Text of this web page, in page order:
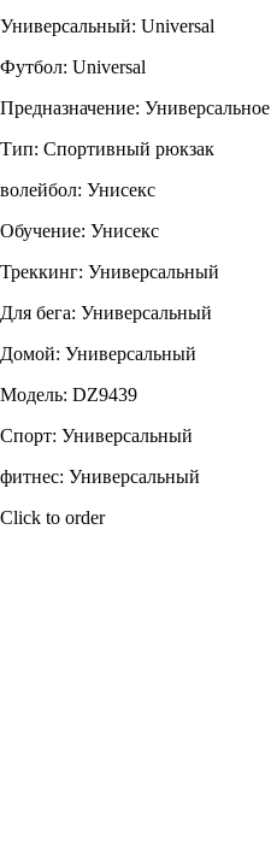
Универсальный: Universal
Футбол: Universal
Предназначение: Универсальное
Тип: Спортивный рюкзак
волейбол: Унисекс
Обучение: Унисекс
Треккинг: Универсальный
Для бега: Универсальный
Домой: Универсальный
Модель: DZ9439
Спорт: Универсальный
фитнес: Универсальный
Click to order